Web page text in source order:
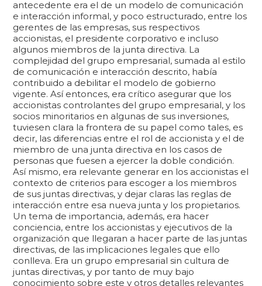
antecedente era el de un modelo de comunicación
e interacción informal, y poco estructurado, entre los
gerentes de las empresas, sus respectivos
accionistas, el presidente corporativo e incluso
algunos miembros de la junta directiva. La
complejidad del grupo empresarial, sumada al estilo
de comunicación e interacción descrito, había
contribuido a debilitar el modelo de gobierno
vigente. Así entonces, era crítico asegurar que los
accionistas controlantes del grupo empresarial, y los
socios minoritarios en algunas de sus inversiones,
tuviesen clara la frontera de su papel como tales, es
decir, las diferencias entre el rol de accionista y el de
miembro de una junta directiva en los casos de
personas que fuesen a ejercer la doble condición.
Así mismo, era relevante generar en los accionistas el
contexto de criterios para escoger a los miembros
de sus juntas directivas, y dejar claras las reglas de
interacción entre esa nueva junta y los propietarios.
Un tema de importancia, además, era hacer
conciencia, entre los accionistas y ejecutivos de la
organización que llegaran a hacer parte de las juntas
directivas, de las implicaciones legales que ello
conlleva. Era un grupo empresarial sin cultura de
juntas directivas, y por tanto de muy bajo
conocimiento sobre este y otros detalles relevantes